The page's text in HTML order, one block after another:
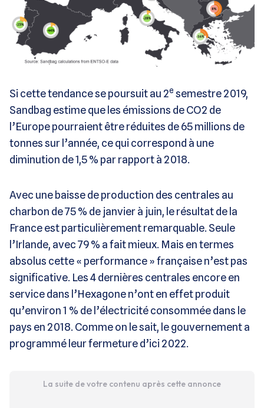
Si cette tendance se poursuit au 2e semestre 2019,
Sandbag estime que les émissions de CO2 de
l’Europe pourraient être réduites de 65 millions de
tonnes sur l’année, ce qui correspond à une
diminution de 1,5 % par rapport à 2018.
Avec une baisse de production des centrales au
charbon de 75 % de janvier à juin, le résultat de la
France est particulièrement remarquable. Seule
l’Irlande, avec 79 % a fait mieux. Mais en termes
absolus cette « performance » française n’est pas
significative. Les 4 dernières centrales encore en
service dans l’Hexagone n’ont en effet produit
qu’environ 1 % de l’électricité consommée dans le
pays en 2018. Comme on le sait, le gouvernement a
programmé leur fermeture d’ici 2022.
La suite de votre contenu après cette annonce